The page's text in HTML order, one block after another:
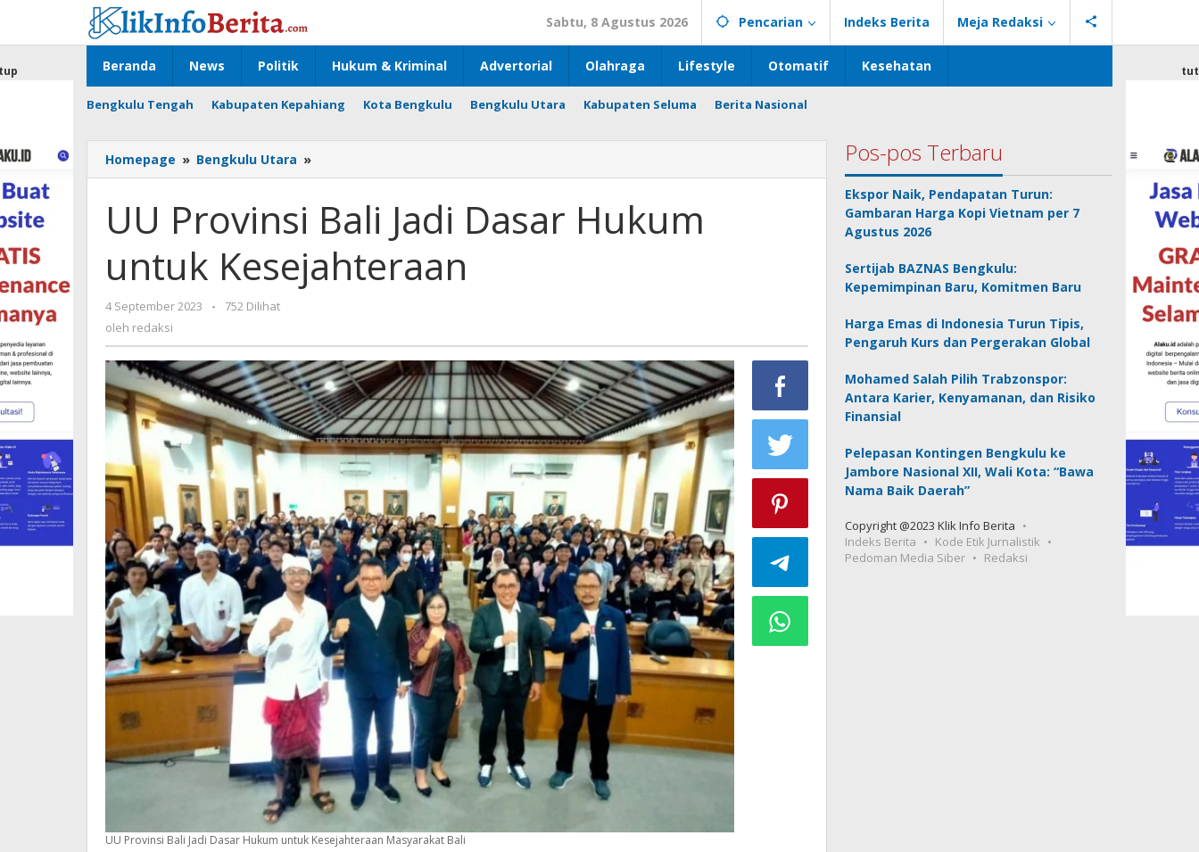
konten
Sabtu, 8 Agustus 2026 Pencarian Indeks Berita Meja Redaksi
Beranda News Politik Hukum & Kriminal Advertorial Olahraga Lifestyle Otomatif Kesehatan
Bengkulu Tengah Kabupaten Kepahiang Kota Bengkulu Bengkulu Utara Kabupaten Seluma Berita Nasional
Homepage » Bengkulu Utara »
Provinsi
Jadi
Dasar
Hukum
untuk
UU Provinsi Bali Jadi Dasar Hukum
untuk Kesejahteraan
4 September 2023
oleh
-
752 Dilihat
oleh redaksi
UU Provinsi Bali Jadi Dasar Hukum untuk Kesejahteraan Masyarakat Bali
Pos-pos Terbaru
Ekspor Naik, Pendapatan Turun:
Gambaran Harga Kopi Vietnam per 7
Agustus 2026
Sertijab BAZNAS Bengkulu:
Kepemimpinan Baru, Komitmen Baru
Harga Emas di Indonesia Turun Tipis,
Pengaruh Kurs dan Pergerakan Global
Mohamed Salah Pilih Trabzonspor:
Antara Karier, Kenyamanan, dan Risiko
Finansial
Pelepasan Kontingen Bengkulu ke
Jambore Nasional XII, Wali Kota: “Bawa
Nama Baik Daerah”
Copyright @2023 Klik Info Berita
Indeks Berita
Kode Etik Jurnalistik
Pedoman Media Siber
Redaksi